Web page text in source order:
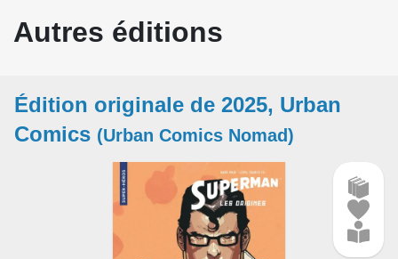
Autres éditions
Édition originale de 2025, Urban
Comics (Urban Comics Nomad)